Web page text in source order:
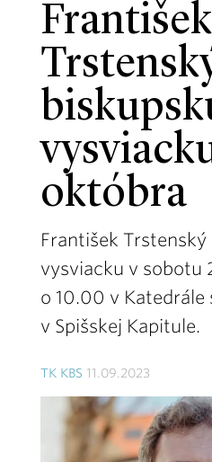
František
októbra
František
vysviacku v sobotu
o 10.00 v
v Spišskej Kapitule.
TK KBS 11.09.2023